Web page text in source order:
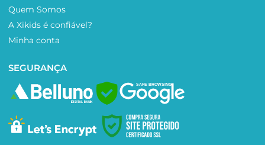
Quem Somos
A Xikids é confiável?
Minha conta
SEGURANÇA
SAFE BROWSING